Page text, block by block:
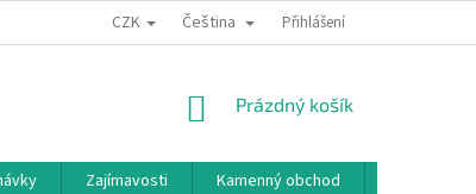
OSOBNÍCH ÚDAJŮ BONUSOVÝ PROGRAM
CZK Čeština Přihlášení
NÁKUPNÍ
Prázdný košík
Zajímavosti Kamenný obchod